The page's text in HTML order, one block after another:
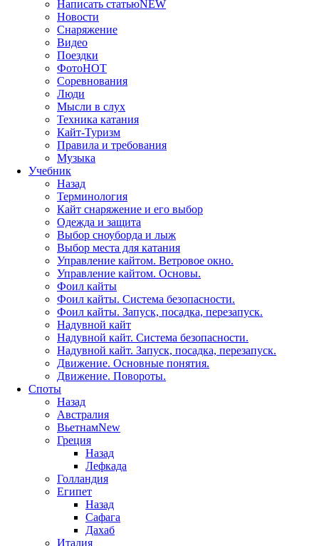
Написать статьюNEW
Новости
Снаряжение
Видео
Поездки
ФотоHOT
Соревнования
Люди
Мысли в слух
Техника катания
Кайт-Туризм
Правила и требования
Музыка
Учебник
Назад
Терминология
Кайт снаряжение и его выбор
Одежда и защита
Выбор сноуборда и лыж
Выбор места для катания
Управление кайтом. Ветровое окно.
Управление кайтом. Основы.
Фоил кайты
Фоил кайты. Система безопасности.
Фоил кайты. Запуск, посадка, перезапуск.
Надувной кайт
Надувной кайт. Система безопасности.
Надувной кайт. Запуск, посадка, перезапуск.
Движение. Основные понятия.
Движение. Повороты.
Споты
Назад
Австралия
ВьетнамNew
Греция
Назад
Лефкада
Голландия
Египет
Назад
Сафага
Дахаб
Италия